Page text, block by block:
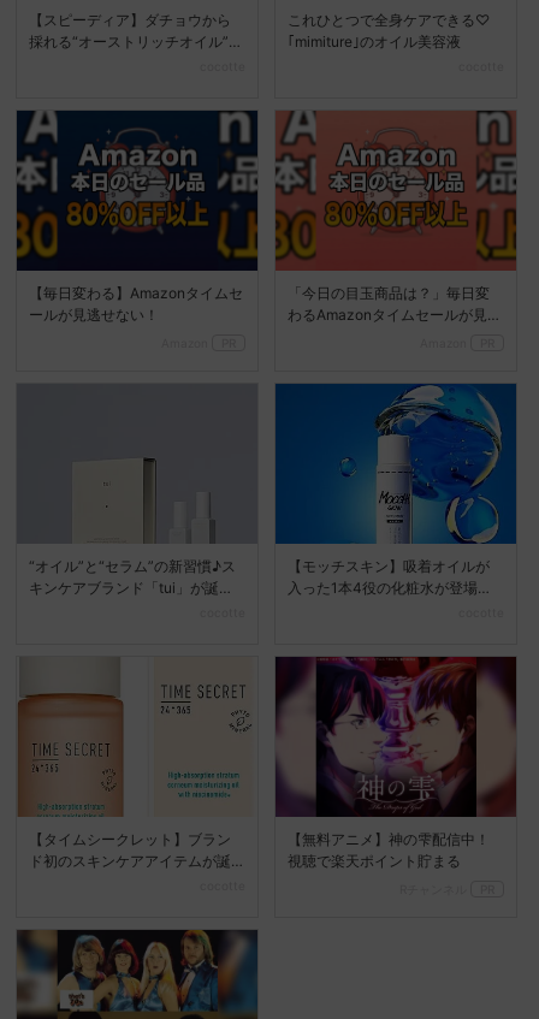
【スピーディア】ダチョウから
採れる“オーストリッチオイル”を
これひとつで全身ケアできる♡
｢mimiture｣のオイル美容液
【毎日変わる】Amazonタイムセ
ールが見逃せない！
「今日の目玉商品は？」毎日変
わるAmazonタイムセールが見逃
“オイル”と“セラム”の新習慣♪ス
キンケアブランド「tui」が誕生
【モッチスキン】吸着オイルが
入った1本4役の化粧水が登場☆
【タイムシークレット】ブラン
ド初のスキンケアアイテムが誕
【無料アニメ】神の雫配信中！
視聴で楽天ポイント貯まる